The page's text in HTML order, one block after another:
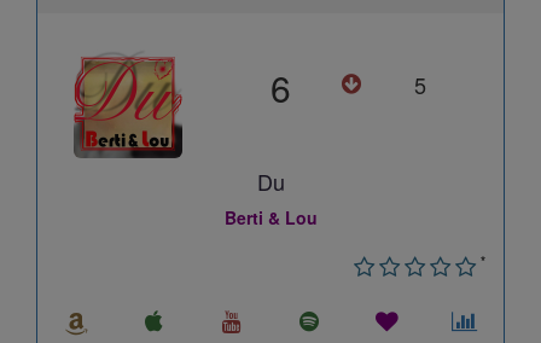
6 5
Du
Berti & Lou
*